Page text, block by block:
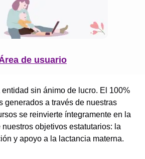
de usuario
sin ánimo de lucro. El 100%
generados a través de nuestras
se reinvierte íntegramente en la
objetivos estatutarios: la
y apoyo a la lactancia materna.